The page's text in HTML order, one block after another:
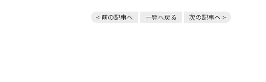
< 前の記事へ 一覧へ戻る 次の記事へ >